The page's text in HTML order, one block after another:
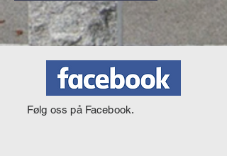
Følg oss på Facebook.